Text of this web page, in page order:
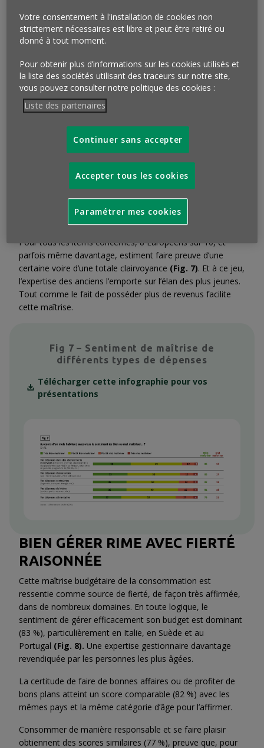
UNE MAÎTRISE À TOUS LES
Cet équilibre dans l’intensité de consommation se double
d’une satisfaction encore plus unanime pour apprécier sa
très bonne maîtrise des différents postes de dépenses.
Pour tous les items concernés, 8 Européens sur 10, et
parfois même davantage, estiment faire preuve d’une
certaine voire d’une totale clairvoyance (Fig. 7). Et à ce jeu,
l’expertise des anciens l’emporte sur l’élan des plus jeunes.
Tout comme le fait de posséder plus de revenus facilite
cette maîtrise.
Fig 7 – Sentiment de maîtrise de
différents types de dépenses
Télécharger cette infographie pour vos
présentations
BIEN GÉRER RIME AVEC FIERTÉ
RAISONNÉE
Cette maîtrise budgétaire de la consommation est
ressentie comme source de fierté, de façon très affirmée,
dans de nombreux domaines. En toute logique, le
sentiment de gérer efficacement son budget est dominant
(83 %), particulièrement en Italie, en Suède et au
Portugal (Fig. 8). Une expertise gestionnaire davantage
revendiquée par les personnes les plus âgées.
La certitude de faire de bonnes affaires ou de profiter de
bons plans atteint un score comparable (82 %) avec les
mêmes pays et la même catégorie d’âge pour l’affirmer.
Consommer de manière responsable et se faire plaisir
obtiennent des scores similaires (77 %), preuve que, pour
Votre consentement à l'installation de cookies non
strictement nécessaires est libre et peut être retiré ou
donné à tout moment.
Pour obtenir plus d’informations sur les cookies utilisés et
la liste des sociétés utilisant des traceurs sur notre site,
vous pouvez consulter notre politique des cookies :
Liste des partenaires
Continuer sans accepter
Accepter tous les cookies
Paramétrer mes cookies